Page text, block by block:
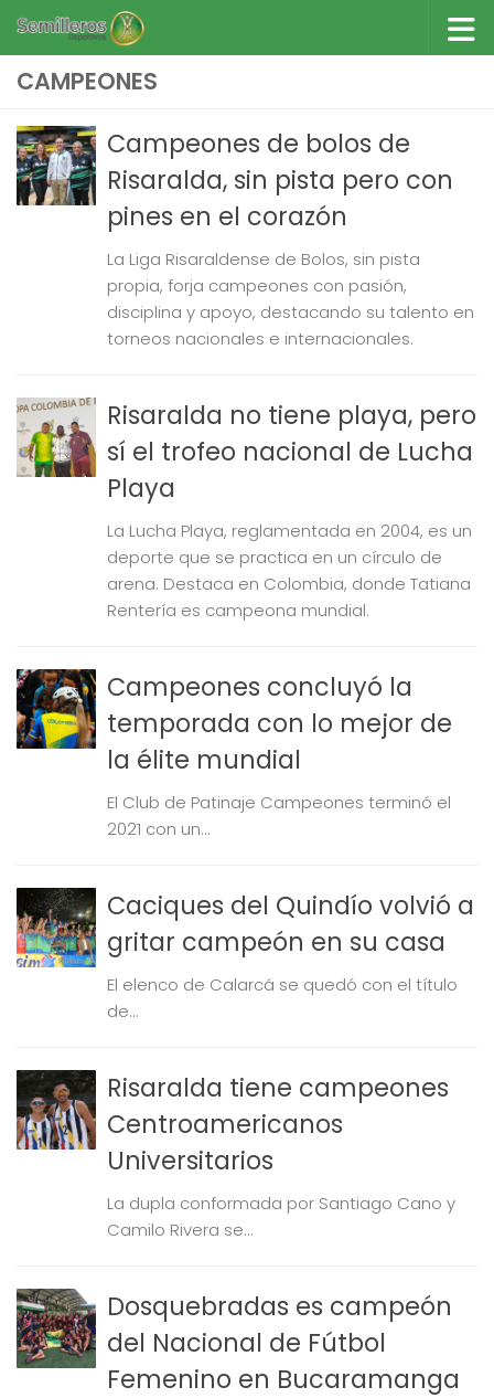
Saltar al contenido
CAMPEONES
Campeones de bolos de
Risaralda, sin pista pero con
pines en el corazón
La Liga Risaraldense de Bolos, sin pista
propia, forja campeones con pasión,
disciplina y apoyo, destacando su talento en
torneos nacionales e internacionales.
Risaralda no tiene playa, pero
sí el trofeo nacional de Lucha
Playa
La Lucha Playa, reglamentada en 2004, es un
deporte que se practica en un círculo de
arena. Destaca en Colombia, donde Tatiana
Rentería es campeona mundial.
Campeones concluyó la
temporada con lo mejor de
la élite mundial
El Club de Patinaje Campeones terminó el
2021 con un...
Caciques del Quindío volvió a
gritar campeón en su casa
El elenco de Calarcá se quedó con el título
de...
Risaralda tiene campeones
Centroamericanos
Universitarios
La dupla conformada por Santiago Cano y
Camilo Rivera se...
Dosquebradas es campeón
del Nacional de Fútbol
Femenino en Bucaramanga